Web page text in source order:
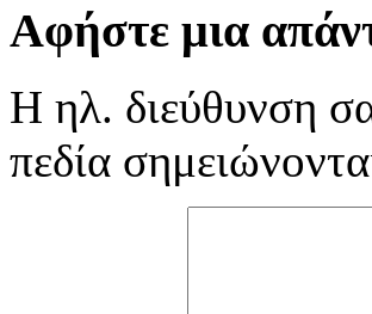
Αφήστε μια
Η ηλ. διεύθυνση
πεδία